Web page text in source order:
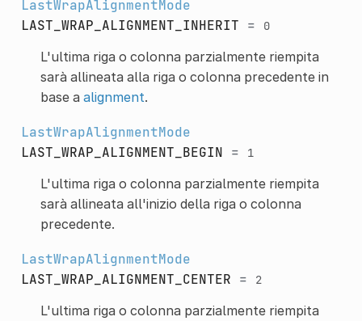
LastWrapAlignmentMode
LAST_WRAP_ALIGNMENT_INHERIT = 0
L'ultima riga o colonna parzialmente riempita
sarà allineata alla riga o colonna precedente in
base a alignment.
LastWrapAlignmentMode
LAST_WRAP_ALIGNMENT_BEGIN = 1
L'ultima riga o colonna parzialmente riempita
sarà allineata all'inizio della riga o colonna
precedente.
LastWrapAlignmentMode
LAST_WRAP_ALIGNMENT_CENTER = 2
L'ultima riga o colonna parzialmente riempita